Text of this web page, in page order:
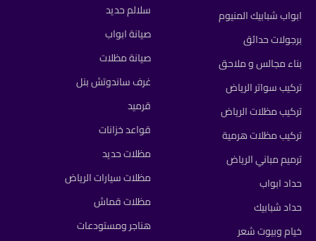
ابواب شبابيك المنيوم
برجولات حدائق
بناء مجالس و ملاحق
تركيب سواتر الرياض
تركيب مظلات الرياض
تركيب مظلات هرمية
ترميم مباني الرياض
حداد ابواب
حداد شبابيك
خيام وبيوت شعر
سلالم حديد
صيانة ابواب
صيانة مظلات
غرف ساندوتش بنل
قرميد
قواعد خزانات
مظلات حديد
مظلات سيارات الرياض
مظلات قماش
هناجر ومستودعات